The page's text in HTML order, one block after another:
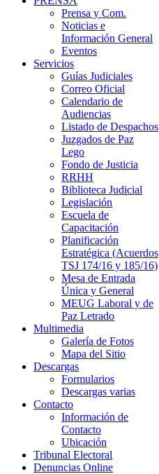
Prensa y Com.
Noticias e
Información General
Eventos
Servicios
Guías Judiciales
Correo Oficial
Calendario de
Audiencias
Listado de Despachos
Juzgados de Paz
Lego
Fondo de Justicia
RRHH
Biblioteca Judicial
Legislación
Escuela de
Capacitación
Planificación
Estratégica (Acuerdos
TSJ 174/16 y 185/16)
Mesa de Entrada
Única y General
MEUG Laboral y de
Paz Letrado
Multimedia
Galería de Fotos
Mapa del Sitio
Descargas
Formularios
Descargas varias
Contacto
Información de
Contacto
Ubicación
Tribunal Electoral
Denuncias Online